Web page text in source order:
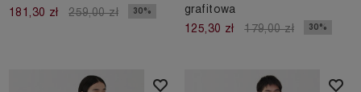
181,30 zł
259,00 zł 30%
grafitowa
125,30 zł
179,00 zł 30%